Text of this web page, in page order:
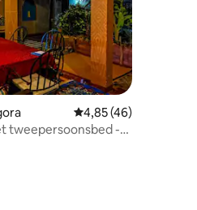
Gemiddelde
4,85 (46)
tweepersoonsbed -